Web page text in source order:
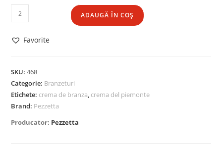
ADAUGĂ ÎN COȘ
Favorite
SKU:468
Categorie: Branzeturi
Etichete: crema de branza, crema del piemonte
Brand: Pezzetta
Producator: Pezzetta